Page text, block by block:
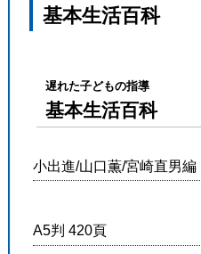
基本生活百科
遅れた子どもの指導
基本生活百科
小出進/山口薫/宮崎直男編
A5判 420頁